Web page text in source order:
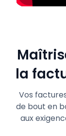
la
Vos
de bout en
aux